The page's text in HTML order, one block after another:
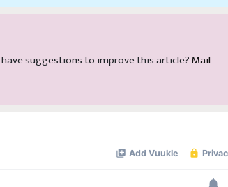
have suggestions to improve this article? Mail